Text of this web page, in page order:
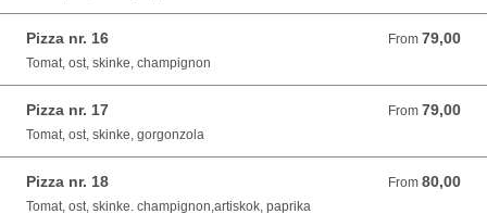
Pizza nr. 16 From 79,00
From 79,00 DKK
Tomat, ost, skinke, champignon
Pizza nr. 17 From 79,00
From 79,00 DKK
Tomat, ost, skinke, gorgonzola
Pizza nr. 18 From 80,00
From 80,00 DKK
Tomat, ost, skinke. champignon,artiskok, paprika